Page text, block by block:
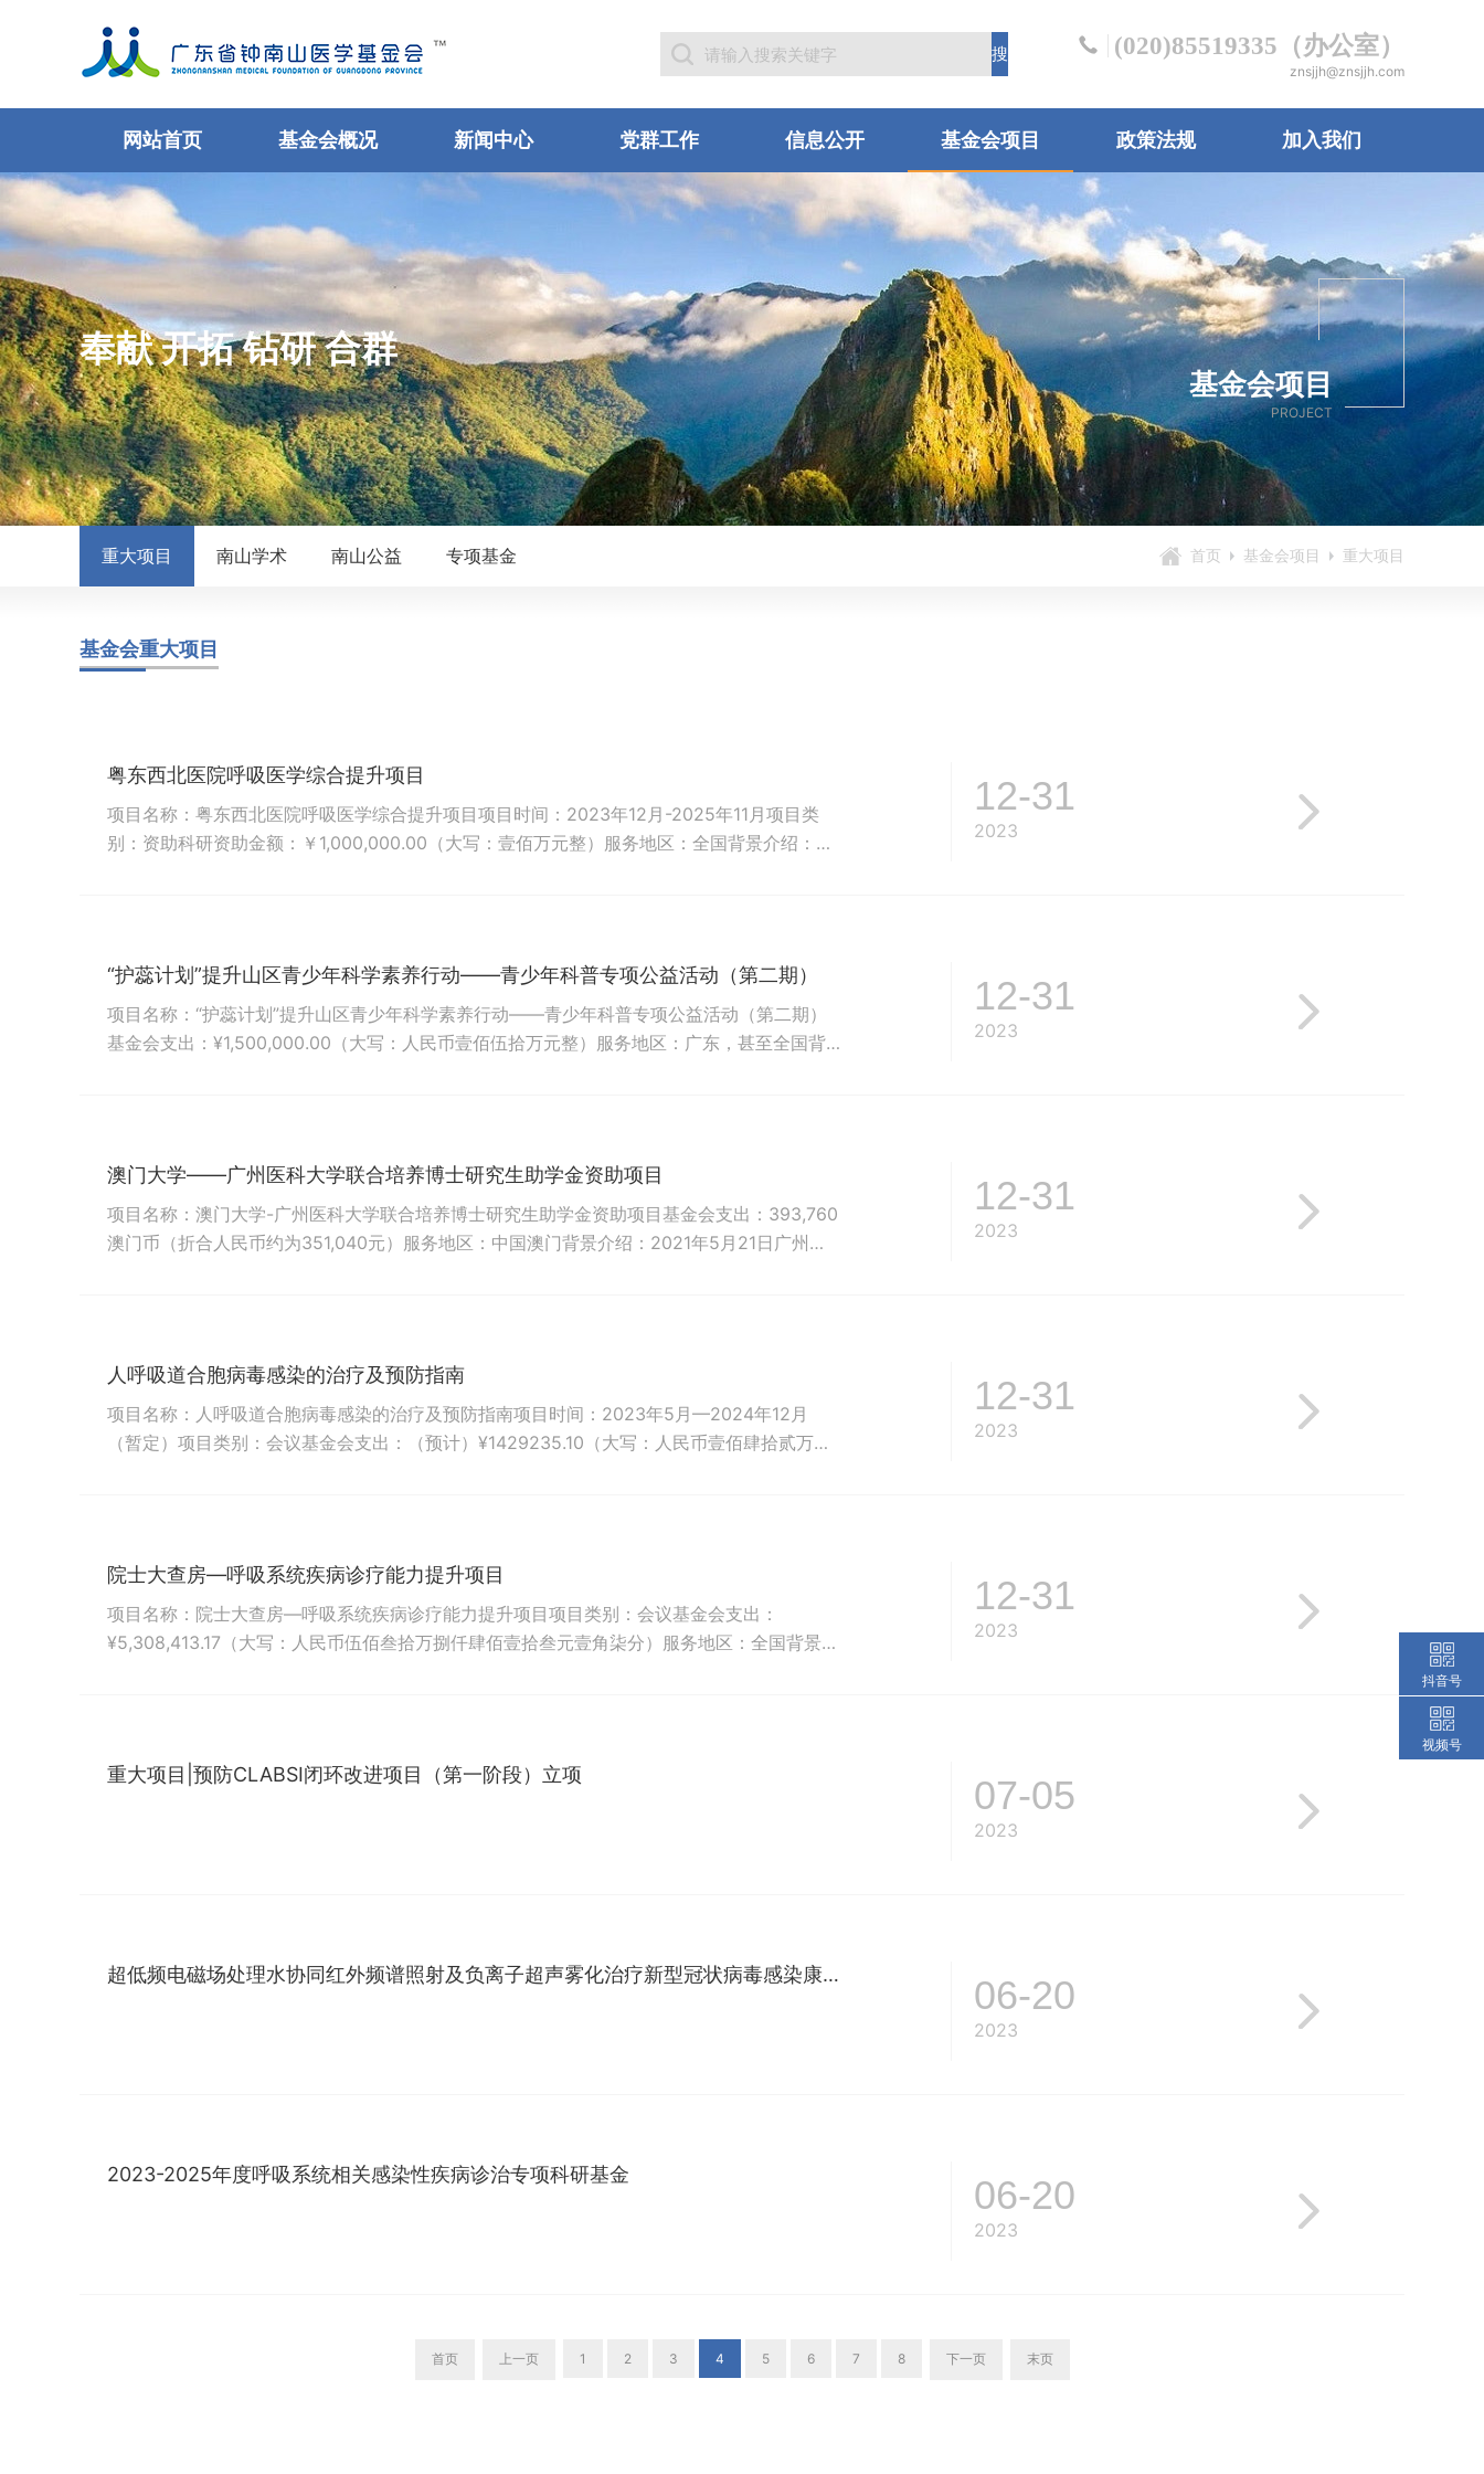
(020)85519335（办公室）
znsjjh@znsjjh.com
网站首页 基金会概况 新闻中心 党群工作 信息公开 基金会项目 政策法规 加入我们
奉献 开拓 钻研 合群
基金会项目
PROJECT
重大项目 南山学术 南山公益 专项基金 首页 基金会项目 重大项目
基金会重大项目
粤东西北医院呼吸医学综合提升项目
项目名称：粤东西北医院呼吸医学综合提升项目项目时间：2023年12月-2025年11月项目类
别：资助科研资助金额：￥1,000,000.00（大写：壹佰万元整）服务地区：全国背景介绍：为
12-31
2023
“护蕊计划”提升山区青少年科学素养行动——青少年科普专项公益活动（第二期）
项目名称：“护蕊计划”提升山区青少年科学素养行动——青少年科普专项公益活动（第二期）
基金会支出：¥1,500,000.00（大写：人民币壹佰伍拾万元整）服务地区：广东，甚至全国背
12-31
2023
澳门大学——广州医科大学联合培养博士研究生助学金资助项目
项目名称：澳门大学-广州医科大学联合培养博士研究生助学金资助项目基金会支出：393,760
澳门币（折合人民币约为351,040元）服务地区：中国澳门背景介绍：2021年5月21日广州呼
12-31
2023
人呼吸道合胞病毒感染的治疗及预防指南
项目名称：人呼吸道合胞病毒感染的治疗及预防指南项目时间：2023年5月—2024年12月
（暂定）项目类别：会议基金会支出：（预计）¥1429235.10（大写：人民币壹佰肆拾贰万玖
12-31
2023
院士大查房—呼吸系统疾病诊疗能力提升项目
项目名称：院士大查房—呼吸系统疾病诊疗能力提升项目项目类别：会议基金会支出：
¥5,308,413.17（大写：人民币伍佰叁拾万捌仟肆佰壹拾叁元壹角柒分）服务地区：全国背景介
12-31
2023
重大项目|预防CLABSI闭环改进项目（第一阶段）立项 07-05
2023
超低频电磁场处理水协同红外频谱照射及负离子超声雾化治疗新型冠状病毒感染康复期肺部残留阴影患者的有效性及安全性的单中心、随机、开放、平行对照临床研究 06-20
2023
2023-2025年度呼吸系统相关感染性疾病诊治专项科研基金 06-20
2023
首页 上一页 1 2 3 4 5 6 7 8 下一页 末页
抖音号
视频号